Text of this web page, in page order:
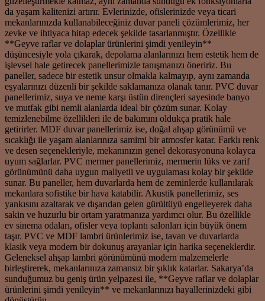
da yaşam kalitenizi artırır. Evlerinizde, ofislerinizde veya ticari
mekanlarınızda kullanabileceğiniz duvar paneli çözümlerimiz, her
zevke ve ihtiyaca hitap edecek şekilde tasarlanmıştır. Özellikle
**Geyve raflar ve dolaplar ürünlerini şimdi yenileyin**
düşüncesiyle yola çıkarak, depolama alanlarınızı hem estetik hem de
işlevsel hale getirecek panellerimizle tanışmanızı öneririz. Bu
paneller, sadece bir estetik unsur olmakla kalmayıp, aynı zamanda
eşyalarınızı düzenli bir şekilde saklamanıza olanak tanır. PVC duvar
panellerimiz, suya ve neme karşı üstün dirençleri sayesinde banyo
ve mutfak gibi nemli alanlarda ideal bir çözüm sunar. Kolay
temizlenebilme özellikleri ile de bakımını oldukça pratik hale
getirirler. MDF duvar panellerimiz ise, doğal ahşap görünümü ve
sıcaklığı ile yaşam alanlarınıza samimi bir atmosfer katar. Farklı renk
ve desen seçenekleriyle, mekanınızın genel dekorasyonuna kolayca
uyum sağlarlar. PVC mermer panellerimiz, mermerin lüks ve zarif
görünümünü daha uygun maliyetli ve uygulaması kolay bir şekilde
sunar. Bu paneller, hem duvarlarda hem de zeminlerde kullanılarak
mekanlara sofistike bir hava katabilir. Akustik panellerimiz, ses
yankısını azaltarak ve dışarıdan gelen gürültüyü engelleyerek daha
sakin ve huzurlu bir ortam yaratmanıza yardımcı olur. Bu özellikle
ev sinema odaları, ofisler veya toplantı salonları için büyük önem
taşır. PVC ve MDF lambri ürünlerimiz ise, tavan ve duvarlarda
klasik veya modern bir dokunuş arayanlar için harika seçeneklerdir.
Geleneksel ahşap lambri görünümünü modern malzemelerle
birleştirerek, mekanlarınıza zamansız bir şıklık katarlar. Sakarya’da
sunduğumuz bu geniş ürün yelpazesi ile, **Geyve raflar ve dolaplar
ürünlerini şimdi yenileyin** ve mekanlarınızı hayallerinizdeki gibi